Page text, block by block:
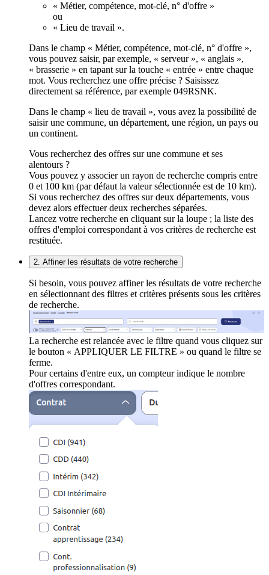
« Métier, compétence, mot-clé, n° d'offre »
ou
« Lieu de travail ».
Dans le champ « Métier, compétence, mot-clé, n° d'offre »,
vous pouvez saisir, par exemple, « serveur », « anglais »,
« brasserie » en tapant sur la touche « entrée » entre chaque
mot. Vous recherchez une offre précise ? Saisissez
directement sa référence, par exemple 049RSNK.
Dans le champ « lieu de travail », vous avez la possibilité de
saisir une commune, un département, une région, un pays ou
un continent.
Vous recherchez des offres sur une commune et ses
alentours ?
Vous pouvez y associer un rayon de recherche compris entre
0 et 100 km (par défaut la valeur sélectionnée est de 10 km).
Si vous recherchez des offres sur deux départements, vous
devez alors effectuer deux recherches séparées.
Lancez votre recherche en cliquant sur la loupe ; la liste des
offres d'emploi correspondant à vos critères de recherche est
restituée.
2. Affiner les résultats de votre recherche
Si besoin, vous pouvez affiner les résultats de votre recherche
en sélectionnant des filtres et critères présents sous les critères
de recherche.
La recherche est relancée avec le filtre quand vous cliquez sur
le bouton « APPLIQUER LE FILTRE » ou quand le filtre se
ferme.
Pour certains d'entre eux, un compteur indique le nombre
d'offres correspondant.